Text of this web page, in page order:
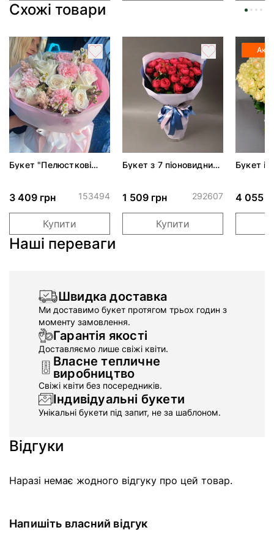
Схожі товари
Букет "Пелюсткові
3 409 грн 153494
Купити
Букет з 7 піоновидних
1 509 грн 292607
Купити
Букет
4 055
Наші переваги
Швидка доставка
Ми доставимо букет протягом трьох годин з
моменту замовлення.
Гарантія якості
Доставляємо лише свіжі квіти.
Власне тепличне
виробництво
Свіжі квіти без посередників.
Індивідуальні букети
Унікальні букети під запит, не за шаблоном.
Відгуки
Наразі немає жодного відгуку про цей товар.
Напишіть власний відгук